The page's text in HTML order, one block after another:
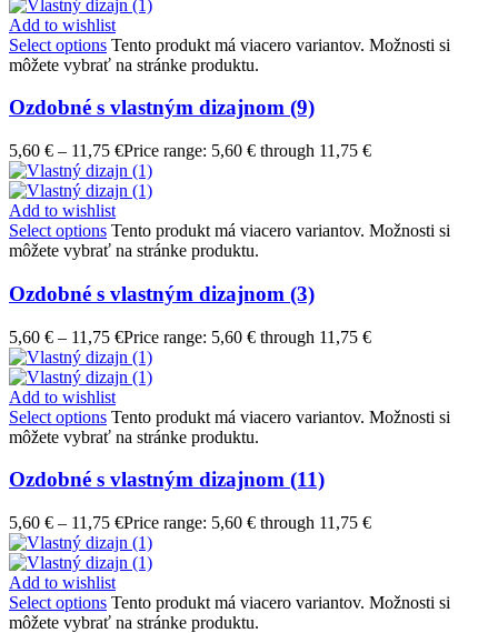
Add to wishlist
Select options Tento produkt má viacero variantov. Možnosti si
môžete vybrať na stránke produktu.
Ozdobné s vlastným dizajnom (9)
5,60 € – 11,75 €Price range: 5,60 € through 11,75 €
Add to wishlist
Select options Tento produkt má viacero variantov. Možnosti si
môžete vybrať na stránke produktu.
Ozdobné s vlastným dizajnom (3)
5,60 € – 11,75 €Price range: 5,60 € through 11,75 €
Add to wishlist
Select options Tento produkt má viacero variantov. Možnosti si
môžete vybrať na stránke produktu.
Ozdobné s vlastným dizajnom (11)
5,60 € – 11,75 €Price range: 5,60 € through 11,75 €
Add to wishlist
Select options Tento produkt má viacero variantov. Možnosti si
môžete vybrať na stránke produktu.